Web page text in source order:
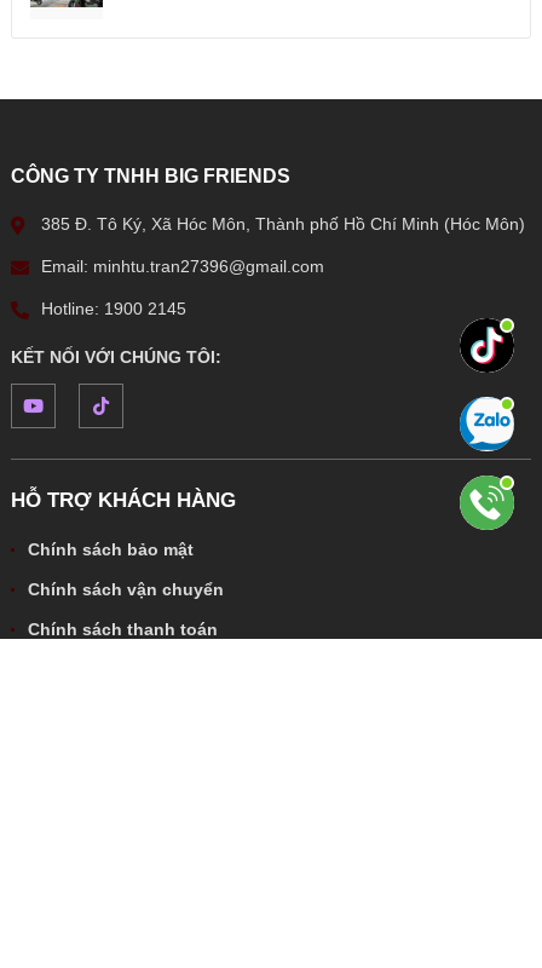
CÔNG TY TNHH BIG FRIENDS
385 Đ. Tô Ký, Xã Hóc Môn, Thành phố Hồ Chí Minh (Hóc Môn)
Email: minhtu.tran27396@gmail.com
Hotline: 1900 2145
KẾT NỐI VỚI CHÚNG TÔI:
HỖ TRỢ KHÁCH HÀNG
Chính sách bảo mật
Chính sách vận chuyển
Chính sách thanh toán